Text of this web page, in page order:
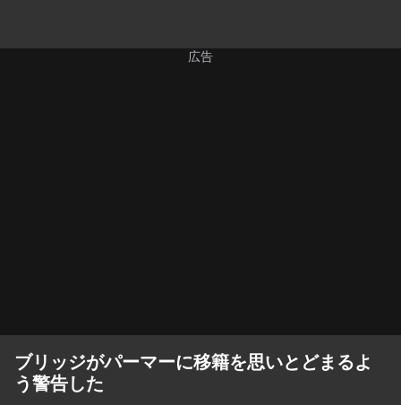
ブリッジがパーマーに移籍を思いとどまるよ
う警告した